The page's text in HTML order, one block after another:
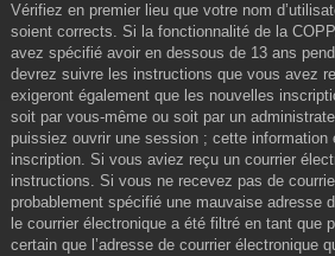
Vérifiez en premier lieu que votre nom
soient corrects. Si la fonctionnalité de la
avez spécifié avoir en dessous de 13 ans
devrez suivre les instructions que vous avez
exigeront également que les nouvelles
soit par vous-même ou soit par un
puissiez ouvrir une session ; cette information
inscription. Si vous aviez reçu un courrier
instructions. Si vous ne recevez pas de
probablement spécifié une mauvaise adresse
le courrier électronique a été filtré en tant que
certain que l’adresse de courrier électronique